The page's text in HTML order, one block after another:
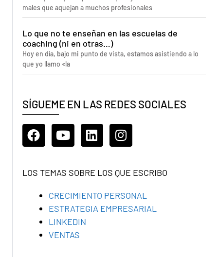
males que aquejan a muchos profesionales
Lo que no te enseñan en las escuelas de
coaching (ni en otras…)
Hoy en día, bajo mi punto de vista, estamos asistiendo a lo
que yo llamo «la
SÍGUEME EN LAS REDES SOCIALES
LOS TEMAS SOBRE LOS QUE ESCRIBO
CRECIMIENTO PERSONAL
ESTRATEGIA EMPRESARIAL
LINKEDIN
VENTAS